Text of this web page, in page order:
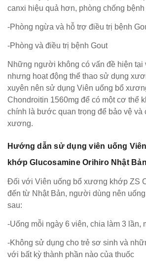
canxi hiệu quả hơn, phòng chống
-Phòng ngừa và hỗ trợ điều trị bệnh
-Phòng và điều trị bệnh Gout
Những người không có vấn đề hiện
nhưng hoạt động thể thao sử dụng
xuyên nên sử dụng Viên uống bổ
Chondroitin 1560mg để có một cơ thể
chính là bước quan trọng để bảo vệ và
xương.
Hướng dẫn sử dụng viên uống
khớp Glucosamine Orihiro Nhật
Đối với Viên uống bổ xương khớp ZS
đến từ Nhật Bản, người dùng nên
sau:
-Uống mỗi ngày 6 viên, chia làm 3 lần,
-Không sử dụng cho trẻ sơ sinh và
với bất kỳ thành phần nào của thuốc